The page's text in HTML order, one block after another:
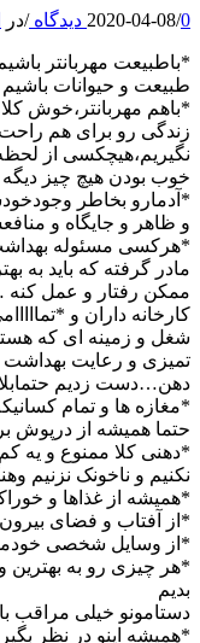
2020-04-08/0 دیدگاه /در
*باطبیعت مهربانتر
طبیعت و حیوانات باشیم
*باهم مهربانتر،خوش
زندگی رو برای هم
نگیریم،هیچکسی از
خوب بودن هیچ چیز
*آدمارو بخاطر
و ظاهر و جایگاه و
*هرکسی مسئوله
مادر گرفته که باید به
ممکن رفتار و عمل کنه
کارخانه داران و
شغل و زمینه ای که
تمیزی و رعایت بهداشت
دهن…دست زدیم
*مغازه ها و تمام
حتما همیشه از درپوش
*دهنی کلا ممنوع و یه
نکنیم و ناخونک نزنیم
*همیشه از غذاها و
*از آفتاب و فضای
*از وسایل شخصی
*هر چیزی رو به بهترین
بدیم
دستامونو خیلی مراقب
*همیشه اینو در نظر